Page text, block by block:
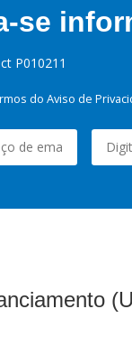
se
P010211
do Aviso de